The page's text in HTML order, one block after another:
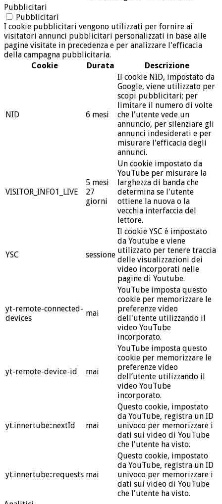
Pubblicitari
Pubblicitari
I cookie pubblicitari vengono utilizzati per fornire ai
visitatori annunci pubblicitari personalizzati in base alle
pagine visitate in precedenza e per analizzare l'efficacia
della campagna pubblicitaria.
Cookie
Durata Descrizione
NID 6 mesi
Il cookie NID, impostato da
Google, viene utilizzato per
scopi pubblicitari; per
limitare il numero di volte
che l'utente vede un
annuncio, per silenziare gli
annunci indesiderati e per
misurare l'efficacia degli
annunci.
VISITOR_INFO1_LIVE
5 mesi
27
giorni
Un cookie impostato da
YouTube per misurare la
larghezza di banda che
determina se l'utente
ottiene la nuova o la
vecchia interfaccia del
lettore.
YSC sessione
Il cookie YSC è impostato
da Youtube e viene
utilizzato per tenere traccia
delle visualizzazioni dei
video incorporati nelle
pagine di Youtube.
yt-remote-connected-
devices
mai
YouTube imposta questo
cookie per memorizzare le
preferenze video
dell'utente utilizzando il
video YouTube
incorporato.
yt-remote-device-id mai
YouTube imposta questo
cookie per memorizzare le
preferenze video
dell’utente utilizzando il
video YouTube
incorporato.
yt.innertube::nextId mai
Questo cookie, impostato
da YouTube, registra un ID
univoco per memorizzare i
dati sui video di YouTube
che l'utente ha visto.
yt.innertube::requests mai
Questo cookie, impostato
da YouTube, registra un ID
univoco per memorizzare i
dati sui video di YouTube
che l'utente ha visto.